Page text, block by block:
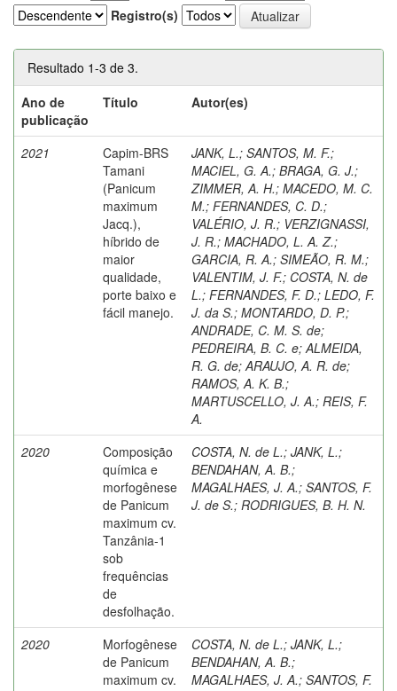
Registro(s)
Resultado 1-3 de 3.
Ano de
publicação
Título Autor(es)
2021
Capim-BRS
Tamani
(Panicum
maximum
Jacq.),
híbrido de
maior
qualidade,
porte baixo e
fácil manejo.
JANK, L.; SANTOS, M. F.;
MACIEL, G. A.; BRAGA, G. J.;
ZIMMER, A. H.; MACEDO, M. C.
M.; FERNANDES, C. D.;
VALÉRIO, J. R.; VERZIGNASSI,
J. R.; MACHADO, L. A. Z.;
GARCIA, R. A.; SIMEÃO, R. M.;
VALENTIM, J. F.; COSTA, N. de
L.; FERNANDES, F. D.; LEDO, F.
J. da S.; MONTARDO, D. P.;
ANDRADE, C. M. S. de;
PEDREIRA, B. C. e; ALMEIDA,
R. G. de; ARAUJO, A. R. de;
RAMOS, A. K. B.;
MARTUSCELLO, J. A.; REIS, F.
A.
2020
Composição
química e
morfogênese
de Panicum
maximum cv.
Tanzânia-1
sob
frequências
de
desfolhação.
COSTA, N. de L.; JANK, L.;
BENDAHAN, A. B.;
MAGALHAES, J. A.; SANTOS, F.
J. de S.; RODRIGUES, B. H. N.
2020
Morfogênese
de Panicum
maximum cv.
COSTA, N. de L.; JANK, L.;
BENDAHAN, A. B.;
MAGALHAES, J. A.; SANTOS, F.